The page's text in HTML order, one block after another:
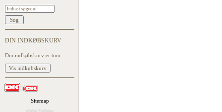
DIN INDKØBSKURV
Din indkøbskurv er tom
Sitemap
eSeller Webshop